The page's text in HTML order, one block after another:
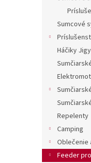
Sumcové
Háčiky
Repelenty
Camping
Oblečenie
Feeder